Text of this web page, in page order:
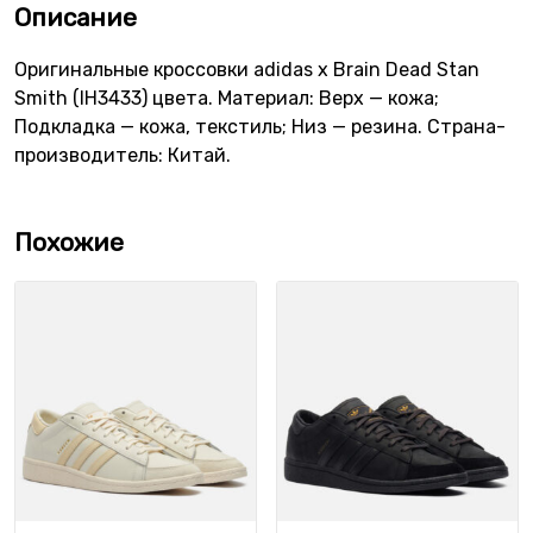
Описание
Оригинальные кроссовки adidas x Brain Dead Stan
Smith (IH3433) цвета. Материал: Верх — кожа;
Подкладка — кожа, текстиль; Низ — резина. Страна-
производитель: Китай.
Похожие